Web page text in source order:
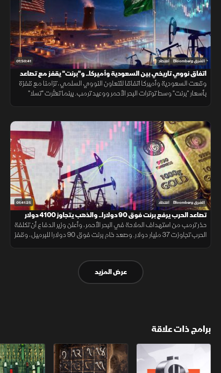
01:50:41 الشرق Bloomberg اقتصاد
اتفاق نووي تاريخي بين السعودية وأميركا.. و"برنت" يقفز مع تصاعد
التوترات
وقعت السعودية وأميركا اتفاقا للتعاون النووي السلمي، تزامنا مع قفزة
بأسعار "برنت" وسط توترات البحر الأحمر ووعيد ترمب. بينما تعثرت "تسلا"
01:41:25 الشرق Bloomberg اقتصاد
تصاعد الحرب يرفع برنت فوق 90 دولارا.. والذهب يتجاوز 4100 دولار
حذر ترمب من استهداف الملاحة في البحر الأحمر، وأعلن وزير الدفاع أن تكلفة
الحرب تجاوزت 37 مليار دولار. وصعد خام برنت فوق 90 دولارا للبرميل، وقفز
عرض المزيد
برامج ذات علاقة
الأسواق الأميركية ملحمة الأرقام سلاسل